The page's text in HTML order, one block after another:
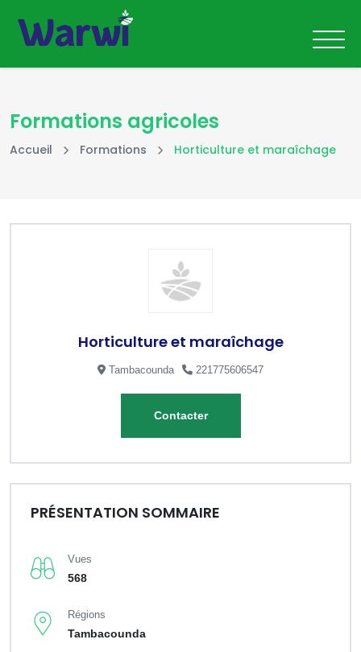
Formations agricoles
Accueil Formations Horticulture et maraîchage
Horticulture et maraîchage
Tambacounda 221775606547
Contacter
PRÉSENTATION SOMMAIRE
Vues
568
Régions
Tambacounda